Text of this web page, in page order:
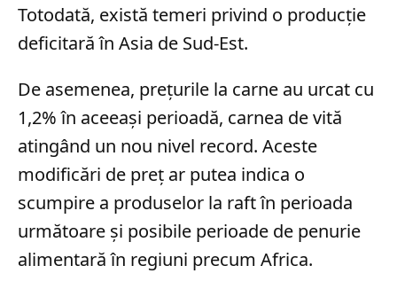
Totodată, există temeri privind o producție
deficitară în Asia de Sud-Est.
De asemenea, prețurile la carne au urcat cu
1,2% în aceeași perioadă, carnea de vită
atingând un nou nivel record. Aceste
modificări de preț ar putea indica o
scumpire a produselor la raft în perioada
următoare și posibile perioade de penurie
alimentară în regiuni precum Africa.